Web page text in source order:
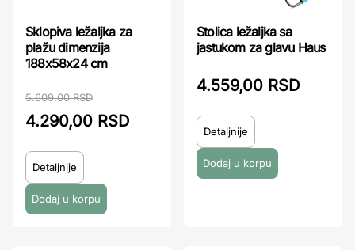
Sklopiva ležaljka za
plažu dimenzija
188x58x24 cm
5.609,00 RSD
4.290,00 RSD
Detaljnije
Stolica ležaljka sa
jastukom za glavu Haus
4.559,00 RSD
Detaljnije